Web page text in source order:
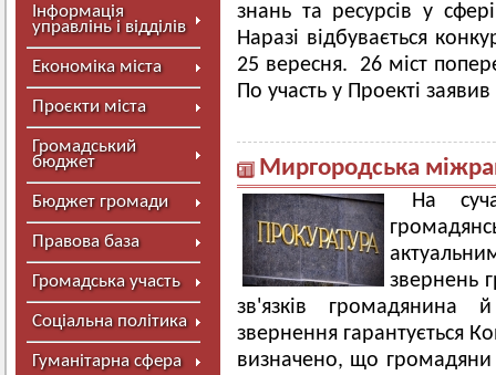
Інформація
управлінь і відділів
Економіка міста
Проєкти міста
Громадський
бюджет
Бюджет громади
Правова база
Громадська участь
Соціальна політика
Гуманітарна сфера
знань та ресурсів у
Наразі відбувається
25 вересня. 26 міст
По участь у Проекті
Миргородська
На
звернень
зв'язків
звернення гарантується
визначено, що громадяни